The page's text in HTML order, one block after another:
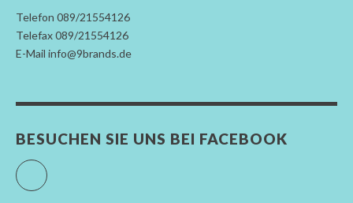
Telefon 089/21554126
Telefax 089/21554126
E-Mail info@9brands.de
BESUCHEN SIE UNS BEI FACEBOOK
Facebook